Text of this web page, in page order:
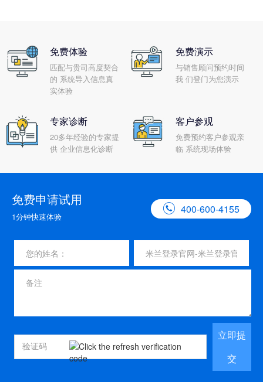
免费体验
匹配与贵司高度契合
的 系统导入信息真
实体验
免费演示
与销售顾问预约时间
我 们登门为您演示
专家诊断
20多年经验的专家提
供 企业信息化诊断
客户参观
免费预约客户参观亲
临 系统现场体验
免费申请试用
1分钟快速体验
 400-600-4155
立即提
交